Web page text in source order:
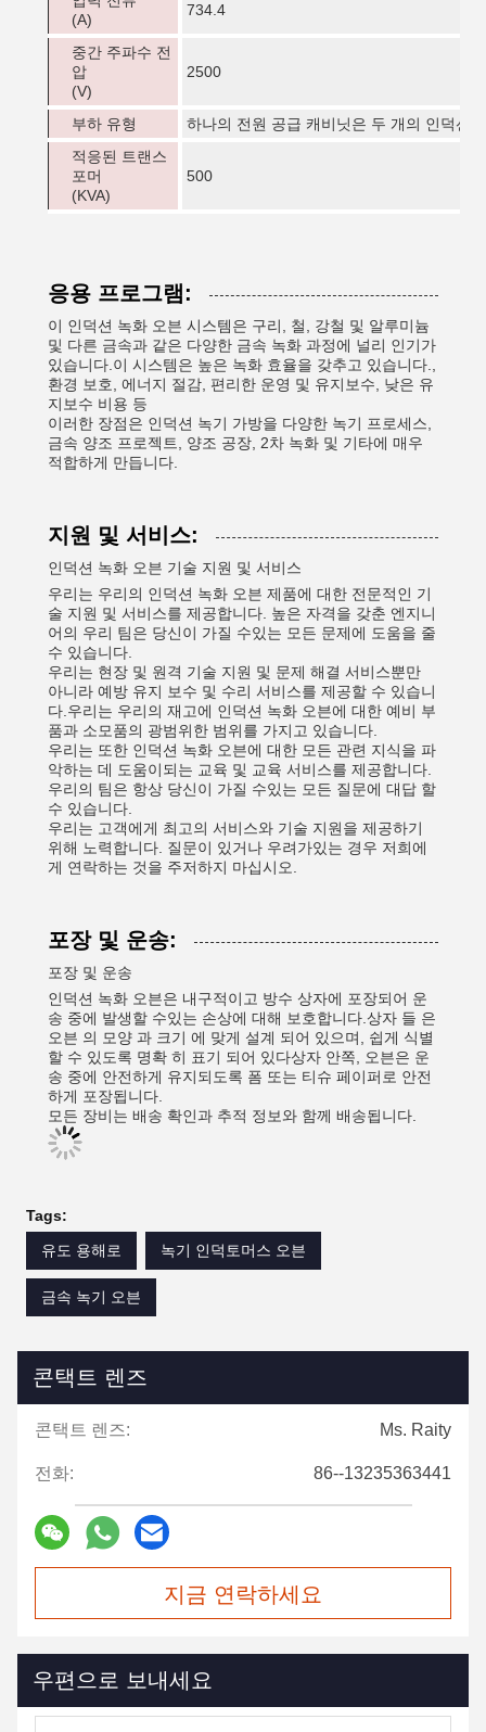
(A)
734.4
중간 주파수 전
압
(V)
2500
부하 유형
하나의 전원 공급 캐비닛은 두 개의 인덕션
적응된 트랜스
포머
(KVA)
500
응용 프로그램:
이 인덕션 녹화 오븐 시스템은 구리, 철, 강철 및 알루미늄
및 다른 금속과 같은 다양한 금속 녹화 과정에 널리 인기가
있습니다.이 시스템은 높은 녹화 효율을 갖추고 있습니다.,
환경 보호, 에너지 절감, 편리한 운영 및 유지보수, 낮은 유
지보수 비용 등
이러한 장점은 인덕션 녹기 가방을 다양한 녹기 프로세스,
금속 양조 프로젝트, 양조 공장, 2차 녹화 및 기타에 매우
적합하게 만듭니다.
지원 및 서비스:
인덕션 녹화 오븐 기술 지원 및 서비스
우리는 우리의 인덕션 녹화 오븐 제품에 대한 전문적인 기
술 지원 및 서비스를 제공합니다. 높은 자격을 갖춘 엔지니
어의 우리 팀은 당신이 가질 수있는 모든 문제에 도움을 줄
수 있습니다.
우리는 현장 및 원격 기술 지원 및 문제 해결 서비스뿐만
아니라 예방 유지 보수 및 수리 서비스를 제공할 수 있습니
다.우리는 우리의 재고에 인덕션 녹화 오븐에 대한 예비 부
품과 소모품의 광범위한 범위를 가지고 있습니다.
우리는 또한 인덕션 녹화 오븐에 대한 모든 관련 지식을 파
악하는 데 도움이되는 교육 및 교육 서비스를 제공합니다.
우리의 팀은 항상 당신이 가질 수있는 모든 질문에 대답 할
수 있습니다.
우리는 고객에게 최고의 서비스와 기술 지원을 제공하기
위해 노력합니다. 질문이 있거나 우려가있는 경우 저희에
게 연락하는 것을 주저하지 마십시오.
포장 및 운송:
포장 및 운송
인덕션 녹화 오븐은 내구적이고 방수 상자에 포장되어 운
송 중에 발생할 수있는 손상에 대해 보호합니다.상자 들 은
오븐 의 모양 과 크기 에 맞게 설계 되어 있으며, 쉽게 식별
할 수 있도록 명확 히 표기 되어 있다상자 안쪽, 오븐은 운
송 중에 안전하게 유지되도록 폼 또는 티슈 페이퍼로 안전
하게 포장됩니다.
모든 장비는 배송 확인과 추적 정보와 함께 배송됩니다.
Tags:
유도 용해로
녹기 인덕토머스 오븐
금속 녹기 오븐
콘택트 렌즈
콘택트 렌즈: Ms. Raity
전화: 86--13235363441
지금 연락하세요
우편으로 보내세요